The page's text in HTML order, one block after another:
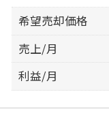
希望売却価格
売上/月
利益/月